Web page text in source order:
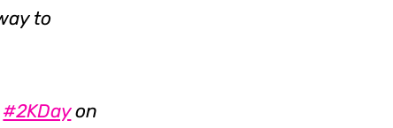
to
#2KDayon